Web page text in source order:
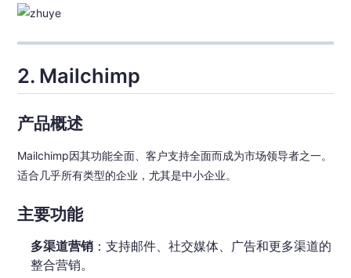
2. Mailchimp
产品概述
Mailchimp因其功能全面、客户支持全面而成为市场领导者之一。
适合几乎所有类型的企业，尤其是中小企业。
主要功能
多渠道营销：支持邮件、社交媒体、广告和更多渠道的
整合营销。